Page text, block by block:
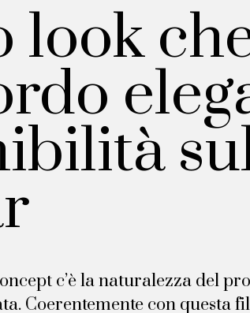
look
c’è la naturalezza del
Coerentemente con questa